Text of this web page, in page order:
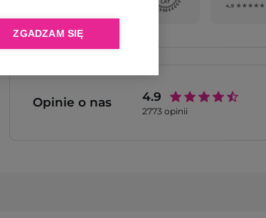
ZGADZAM SIĘ
Opinie o nas 4.9
2773 opinii